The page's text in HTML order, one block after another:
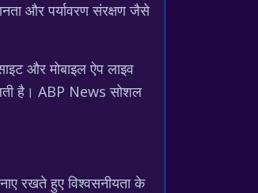
और पर्यावरण संरक्षण जैसे
और मोबाइल ऐप लाइव
है। ABP News सोशल
रखते हुए विश्वसनीयता के